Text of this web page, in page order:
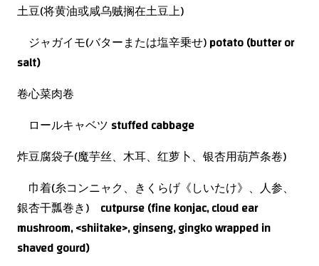
土豆(将黄油或咸乌贼搁在土豆上)
ジャガイモ(バターまたは塩辛乗せ)potato (butter or
salt)
卷心菜肉卷
ロールキャベツ stuffed cabbage
炸豆腐袋子(魔芋丝、木耳、红萝卜、银杏用葫芦条卷)
巾着(糸コンニャク、きくらげ《しいたけ》、人参、
銀杏干瓢巻き) cutpurse(fine konjac, cloud ear
mushroom, <shiitake>, ginseng, gingko wrapped in
shaved gourd)